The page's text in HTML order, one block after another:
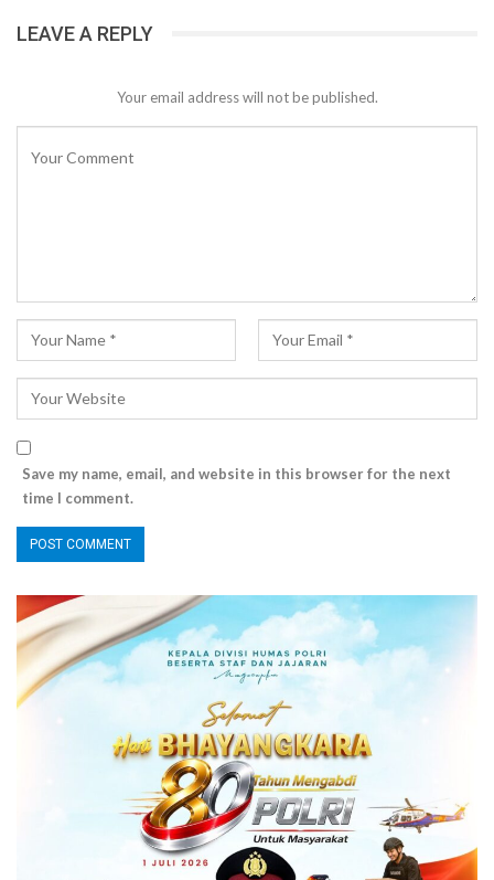
LEAVE A REPLY
Your email address will not be published.
Save my name, email, and website in this browser for the next
time I comment.